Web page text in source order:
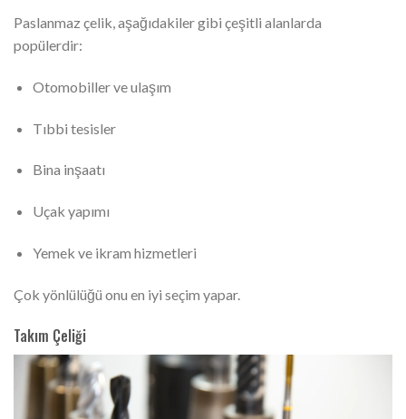
Paslanmaz çelik, aşağıdakiler gibi çeşitli alanlarda
popülerdir:
Otomobiller ve ulaşım
Tıbbi tesisler
Bina inşaatı
Uçak yapımı
Yemek ve ikram hizmetleri
Çok yönlülüğü onu en iyi seçim yapar.
Takım Çeliği